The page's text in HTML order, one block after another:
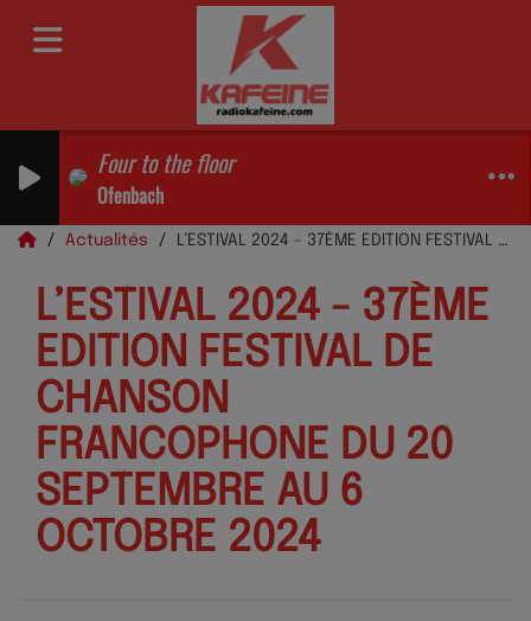
Four to the floor
Ofenbach
Actualités L’ESTIVAL 2024 - 37ÈME EDITION FESTIVAL DE CHANSON FRANCOPHONE DU 20 SEPTEMBRE AU 6 OCTOBRE 2024
L’ESTIVAL 2024 - 37ÈME
EDITION FESTIVAL DE
CHANSON
FRANCOPHONE DU 20
SEPTEMBRE AU 6
OCTOBRE 2024